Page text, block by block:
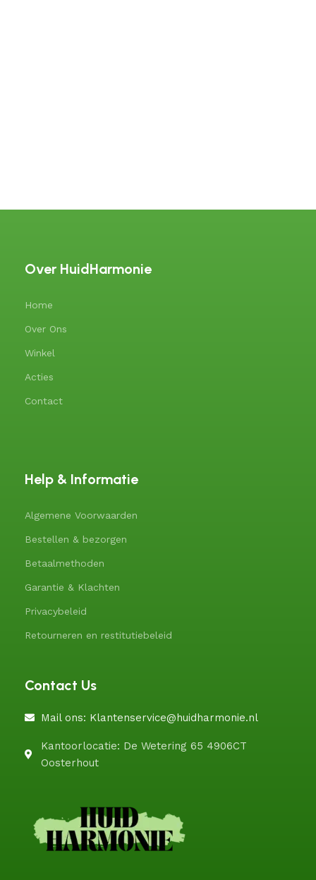
Over HuidHarmonie
Home
Over Ons
Winkel
Acties
Contact
Help & Informatie
Algemene Voorwaarden
Bestellen & bezorgen
Betaalmethoden
Garantie & Klachten
Privacybeleid
Retourneren en restitutiebeleid
Contact Us
Mail ons: Klantenservice@huidharmonie.nl
Kantoorlocatie: De Wetering 65 4906CT
Oosterhout